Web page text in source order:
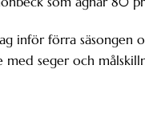
inför förra
med seger och